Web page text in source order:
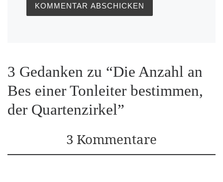
3 Gedanken zu “Die Anzahl an
Bes einer Tonleiter bestimmen,
der Quartenzirkel”
3 Kommentare